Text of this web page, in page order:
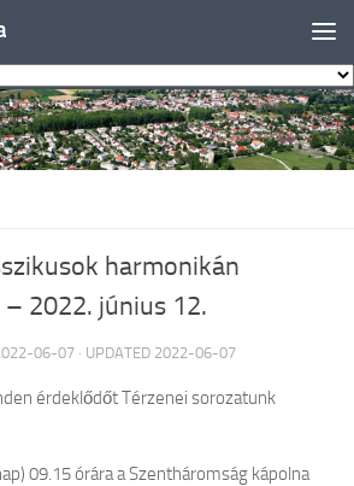
harmonikán
2022. június 12.
06-07 · UPDATED 2022-06-07
érdeklődőt Térzenei sorozatunk
09.15 órára a Szentháromság kápolna